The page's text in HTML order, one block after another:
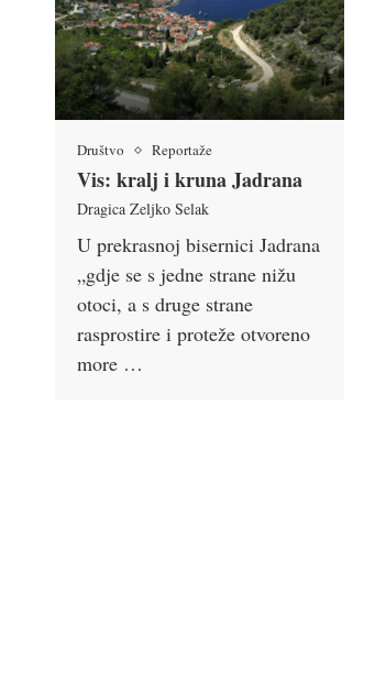
Društvo Reportaže
Vis: kralj i kruna Jadrana
Dragica Zeljko Selak
U prekrasnoj bisernici Jadrana
„gdje se s jedne strane nižu
otoci, a s druge strane
rasprostire i proteže otvoreno
more …